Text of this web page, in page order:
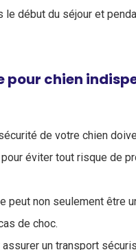
le début du séjour et
pour chien
de votre chien
éviter tout risque de
peut non seulement être
de choc.
un transport